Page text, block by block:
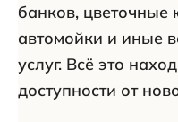
банков,
автомойки и иные
услуг. Всё это
доступности от